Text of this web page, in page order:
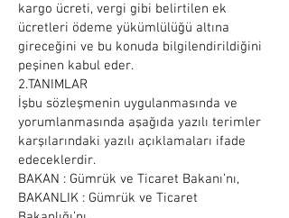
kargo ücreti, vergi gibi belirtilen ek
ücretleri ödeme yükümlülüğü altına
gireceğini ve bu konuda bilgilendirildiğini
peşinen kabul eder.
2.TANIMLAR
İşbu sözleşmenin uygulanmasında ve
yorumlanmasında aşağıda yazılı terimler
karşılarındaki yazılı açıklamaları ifade
edeceklerdir.
BAKAN : Gümrük ve Ticaret Bakanı’nı,
BAKANLIK : Gümrük ve Ticaret